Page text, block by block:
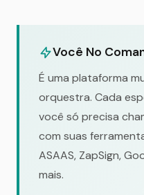
Você No
É uma plataforma
orquestra. Cada
você só precisa
com suas
ASAAS, ZapSign,
mais.